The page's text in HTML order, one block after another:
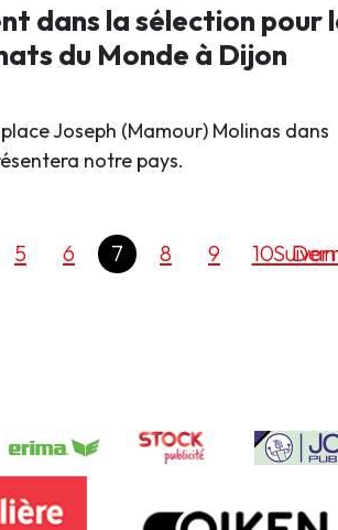
dans la sélection pour
du Monde à Dijon
Joseph (Mamour) Molinas dans
notre pays.
5 6 7 8 9 10